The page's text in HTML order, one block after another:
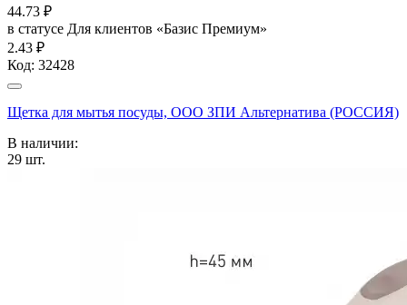
44.73 ₽
в статусе Для клиентов «Базис Премиум»
2.43 ₽
Код: 32428
Щетка для мытья посуды, ООО ЗПИ Альтернатива (РОССИЯ)
В наличии:
29 шт.